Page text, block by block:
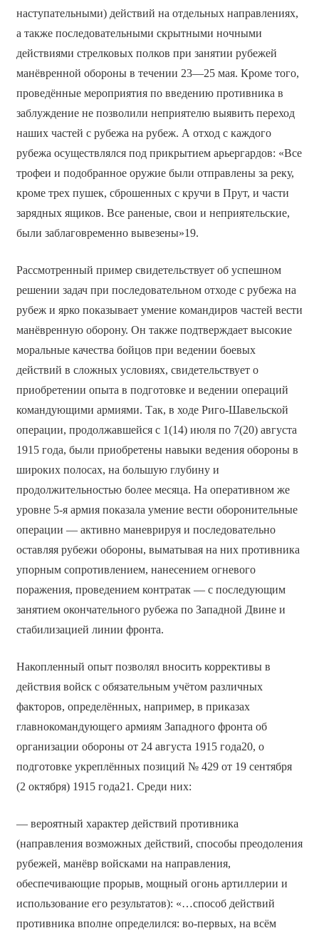
наступательными) действий на отдельных направлениях,
а также последовательными скрытными ночными
действиями стрелковых полков при занятии рубежей
манёвренной обороны в течении 23—25 мая. Кроме того,
проведённые мероприятия по введению противника в
заблуждение не позволили неприятелю выявить переход
наших частей с рубежа на рубеж. А отход с каждого
рубежа осуществлялся под прикрытием арьергардов: «Все
трофеи и подобранное оружие были отправлены за реку,
кроме трех пушек, сброшенных с кручи в Прут, и части
зарядных ящиков. Все раненые, свои и неприятельские,
были заблаговременно вывезены»19.
Рассмотренный пример свидетельствует об успешном
решении задач при последовательном отходе с рубежа на
рубеж и ярко показывает умение командиров частей вести
манёвренную оборону. Он также подтверждает высокие
моральные качества бойцов при ведении боевых
действий в сложных условиях, свидетельствует о
приобретении опыта в подготовке и ведении операций
командующими армиями. Так, в ходе Риго-Шавельской
операции, продолжавшейся с 1(14) июля по 7(20) августа
1915 года, были приобретены навыки ведения обороны в
широких полосах, на большую глубину и
продолжительностью более месяца. На оперативном же
уровне 5-я армия показала умение вести оборонительные
операции — активно маневрируя и последовательно
оставляя рубежи обороны, выматывая на них противника
упорным сопротивлением, нанесением огневого
поражения, проведением контратак — с последующим
занятием окончательного рубежа по Западной Двине и
стабилизацией линии фронта.
Накопленный опыт позволял вносить коррективы в
действия войск с обязательным учётом различных
факторов, определённых, например, в приказах
главнокомандующего армиям Западного фронта об
организации обороны от 24 августа 1915 года20, о
подготовке укреплённых позиций № 429 от 19 сентября
(2 октября) 1915 года21. Среди них:
— вероятный характер действий противника
(направления возможных действий, способы преодоления
рубежей, манёвр войсками на направления,
обеспечивающие прорыв, мощный огонь артиллерии и
использование его результатов): «…способ действий
противника вполне определился: во-первых, на всём